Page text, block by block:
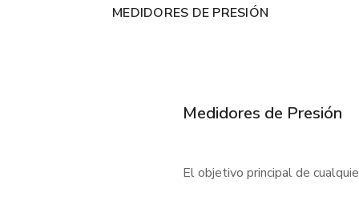
MEDIDORES DE PRESIÓN
Medidores de Presión
El objetivo principal de